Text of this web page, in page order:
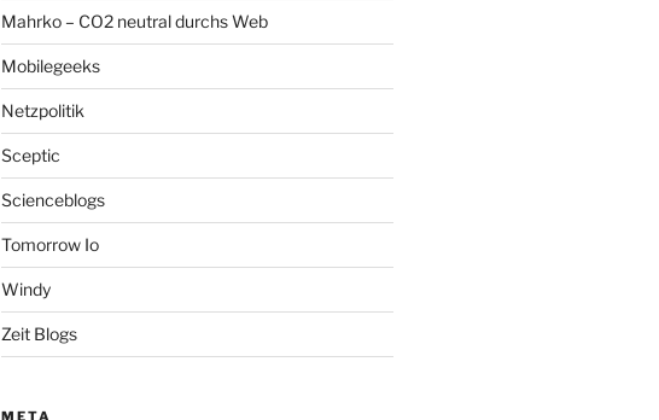
Mahrko – CO2 neutral durchs Web
Mobilegeeks
Netzpolitik
Sceptic
Scienceblogs
Tomorrow Io
Windy
Zeit Blogs
META